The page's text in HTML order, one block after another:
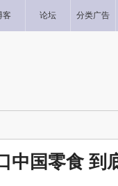
客 论坛 分类广告
中国零食 到